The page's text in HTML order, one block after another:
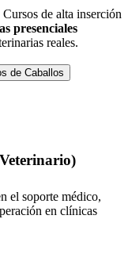
de alta inserción
presenciales
reales.
de Caballos
el soporte médico,
en clínicas